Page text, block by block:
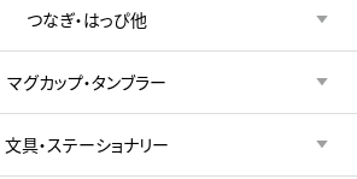
つなぎ・はっぴ他
マグカップ・タンブラー
文具・ステーショナリー